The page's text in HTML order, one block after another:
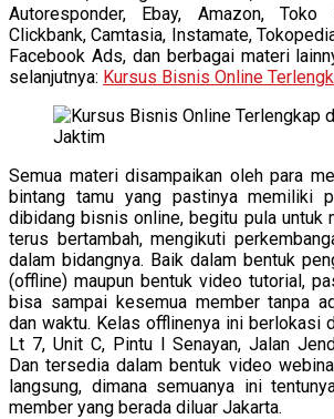
Autoresponder, Ebay, Amazon, Toko
Clickbank, Camtasia, Instamate,
Facebook Ads, dan berbagai materi
selanjutnya: Kursus Bisnis Online
Semua materi disampaikan oleh para
bintang tamu yang pastinya memiliki
dibidang bisnis online, begitu pula untuk
terus bertambah, mengikuti
dalam bidangnya. Baik dalam bentuk
(offline) maupun bentuk video tutorial,
bisa sampai kesemua member tanpa
dan waktu. Kelas offlinenya ini berlokasi
Lt 7, Unit C, Pintu I Senayan, Jalan
Dan tersedia dalam bentuk video
langsung, dimana semuanya ini
member yang berada diluar Jakarta.